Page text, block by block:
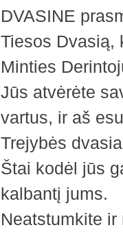
DVASINE
Tiesos Dvasią,
Minties
Jūs atvėrėte
vartus, ir aš
Trejybės
Štai kodėl jūs
kalbantį jums.
Neatstumkite